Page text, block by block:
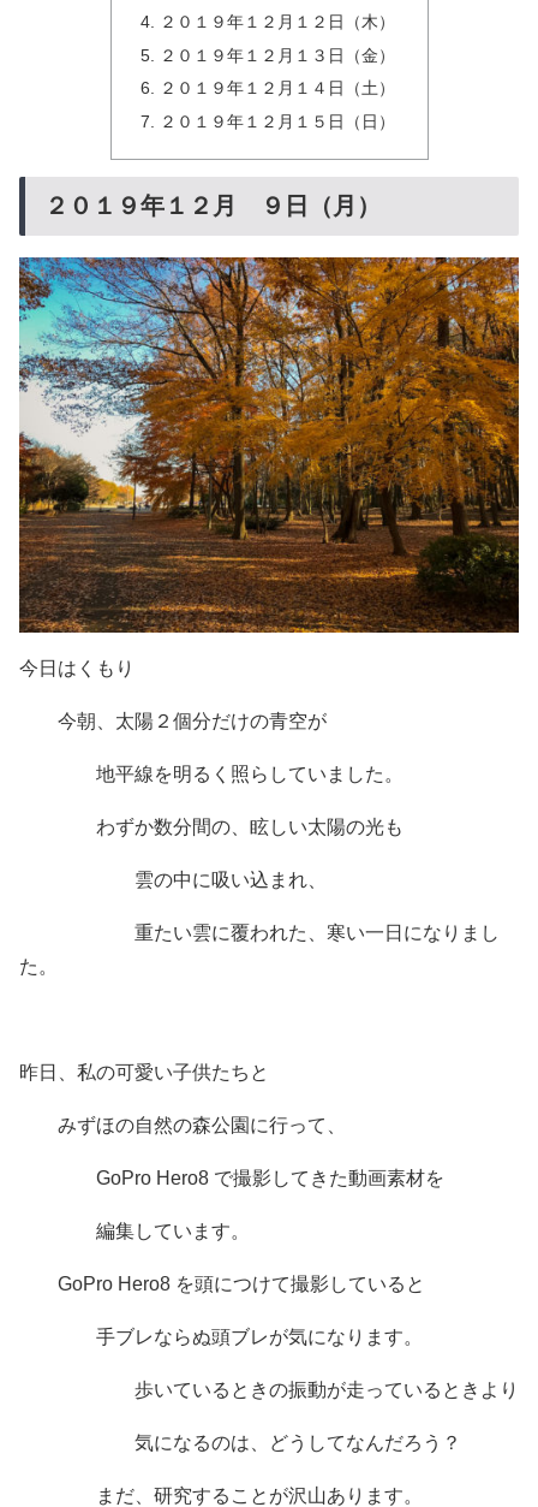
２０１９年１２月１２日（木）
２０１９年１２月１３日（金）
２０１９年１２月１４日（土）
２０１９年１２月１５日（日）
２０１９年１２月 ９日（月）
今日はくもり
今朝、太陽２個分だけの青空が
地平線を明るく照らしていました。
わずか数分間の、眩しい太陽の光も
雲の中に吸い込まれ、
重たい雲に覆われた、寒い一日になりまし
た。
昨日、私の可愛い子供たちと
みずほの自然の森公園に行って、
GoPro Hero8 で撮影してきた動画素材を
編集しています。
GoPro Hero8 を頭につけて撮影していると
手ブレならぬ頭ブレが気になります。
歩いているときの振動が走っているときより
気になるのは、どうしてなんだろう？
まだ、研究することが沢山あります。